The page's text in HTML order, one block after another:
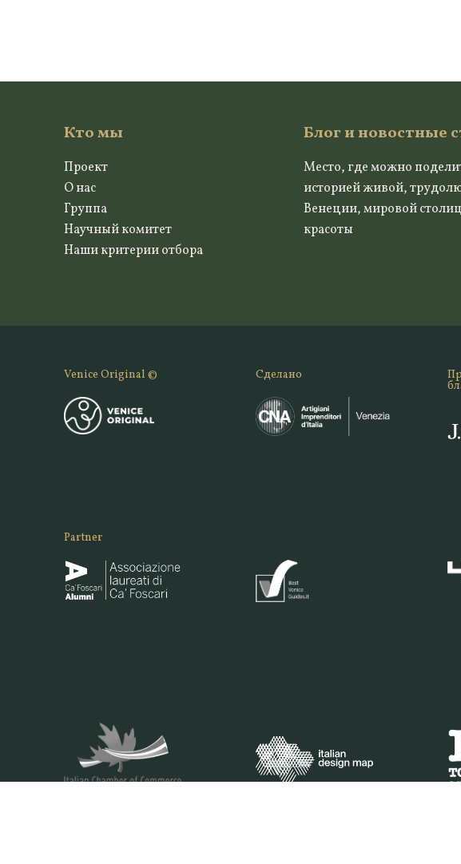
Кто мы
Проект
О нас
Группа
Научный комитет
Наши критерии отбора
Блог и новостные
Место, где можно
историей живой,
Венеции, мировой
красоты
Venice Original © Сделано
Partner